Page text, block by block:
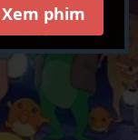
Xem phim